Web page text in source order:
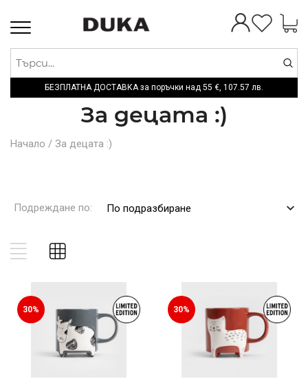
Toggle
БЕЗПЛАТНА ДОСТАВКА за поръчки над 55 €, 107.57 лв.
За децата :)
Начало / За децата :)
Подреждане по: По подразбиране
30% 30%